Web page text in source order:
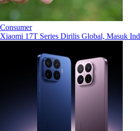
Consumer
Xiaomi 17T Series Dirilis Global, Masuk